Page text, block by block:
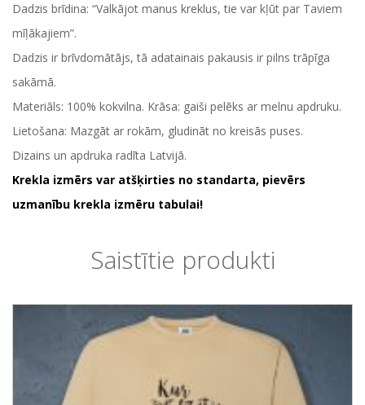
Dadzis brīdina: “Valkājot manus kreklus, tie var kļūt par Taviem
mīļākajiem”.
Dadzis ir brīvdomātājs, tā adatainais pakausis ir pilns trāpīga
sakāmā.
Materiāls: 100% kokvilna. Krāsa: gaiši pelēks ar melnu apdruku.
Lietošana: Mazgāt ar rokām, gludināt no kreisās puses.
Dizains un apdruka radīta Latvijā.
Krekla izmērs var atšķirties no standarta, pievērs
uzmanību krekla izmēru tabulai!
Saistītie produkti